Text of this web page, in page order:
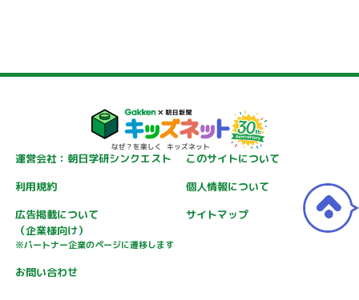
運営会社：朝日学研シンクエスト
このサイトについて
利用規約
個人情報について
広告掲載について
（企業様向け）
※パートナー企業のページに遷移します
サイトマップ
お問い合わせ